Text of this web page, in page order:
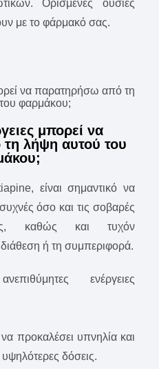
Ορισμένες ουσίες
με το φάρμακό σας.
μπορεί να
λήψη αυτού του
είναι σημαντικό να
όσο και τις σοβαρές
καθώς και τυχόν
ή τη συμπεριφορά.
ενέργειες
προκαλέσει υπνηλία και
δόσεις.